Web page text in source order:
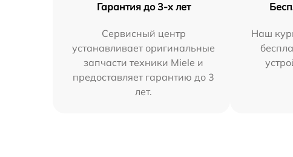
Гарантия до 3-х лет
Сервисный центр
устанавливает оригинальные
запчасти техники Miele и
предоставляет гарантию до 3
лет.
Наш